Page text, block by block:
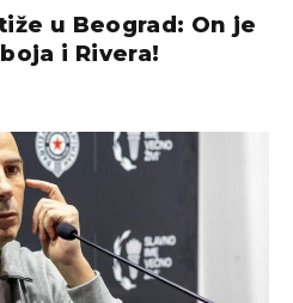
u Beograd: On je
i Rivera!